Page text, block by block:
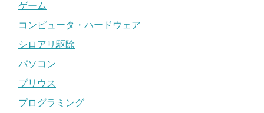
ゲーム
コンピュータ・ハードウェア
シロアリ駆除
パソコン
プリウス
プログラミング